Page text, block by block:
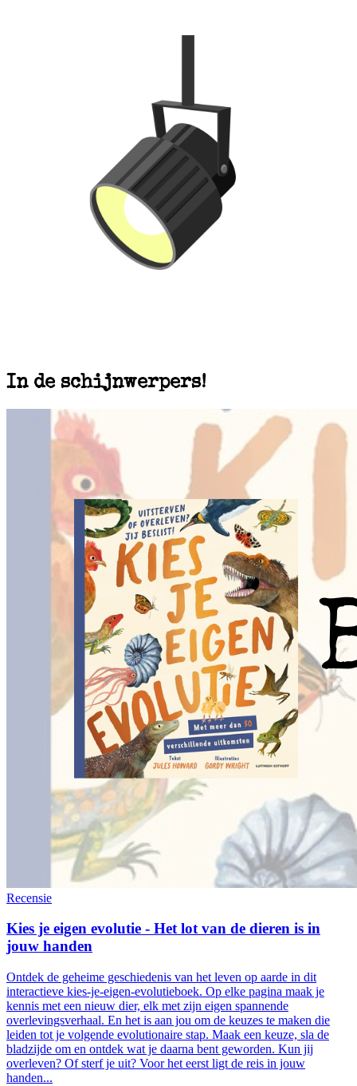
In de schijnwerpers!
Recensie
Kies je eigen evolutie - Het lot van de dieren is in
jouw handen
Ontdek de geheime geschiedenis van het leven op aarde in dit
interactieve kies-je-eigen-evolutieboek. Op elke pagina maak je
kennis met een nieuw dier, elk met zijn eigen spannende
overlevingsverhaal. En het is aan jou om de keuzes te maken die
leiden tot je volgende evolutionaire stap. Maak een keuze, sla de
bladzijde om en ontdek wat je daarna bent geworden. Kun jij
overleven? Of sterf je uit? Voor het eerst ligt de reis in jouw
handen...